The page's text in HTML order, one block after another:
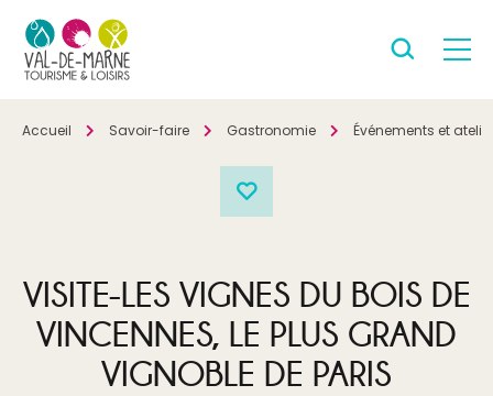
Accueil Savoir-faire Gastronomie Événements et
VISITE-LES VIGNES DU BOIS DE
VINCENNES, LE PLUS GRAND
VIGNOBLE DE PARIS